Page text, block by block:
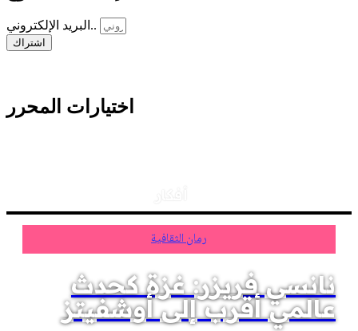
البريد الإلكتروني..
اشتراك
اختيارات المحرر
رمان الثقافية
نانسي فريزر: غزة كحدث
عالمي أقرب إلى أوشفيتز